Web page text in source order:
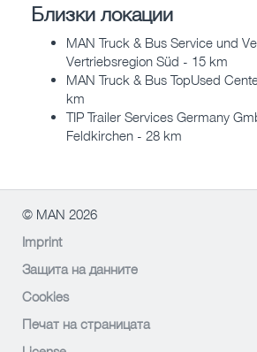
Близки локации
MAN Truck & Bus Service und
Vertriebsregion Süd - 15 km
MAN Truck & Bus TopUsed
km
TIP Trailer Services Germany
Feldkirchen - 28 km
© MAN 2026
Imprint
Защита на данните
Cookies
Печат на страницата